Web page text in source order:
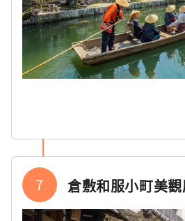
7 倉敷和服小町美